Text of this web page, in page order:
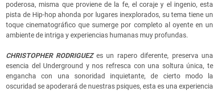
poderosa, misma que proviene de la fe, el coraje y el ingenio, esta
pista de Hip-hop ahonda por lugares inexplorados, su tema tiene un
toque cinematográfico que sumerge por completo al oyente en un
ambiente de intriga y experiencias humanas muy profundas.
CHRISTOPHER RODRIGUEZes un rapero diferente, preserva una
esencia del Underground y nos refresca con una soltura única, te
engancha con una sonoridad inquietante, de cierto modo la
oscuridad se apoderará de nuestras psiques, esta es una experiencia